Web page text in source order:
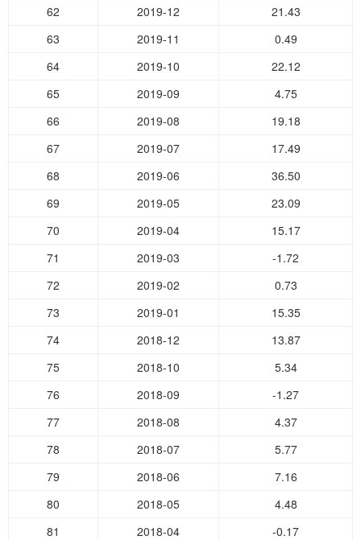
62
2019-12
21.43
63
2019-11
0.49
64
2019-10
22.12
65
2019-09
4.75
66
2019-08
19.18
67
2019-07
17.49
68
2019-06
36.50
69
2019-05
23.09
70
2019-04
15.17
71
2019-03
-1.72
72
2019-02
0.73
73
2019-01
15.35
74
2018-12
13.87
75
2018-10
5.34
76
2018-09
-1.27
77
2018-08
4.37
78
2018-07
5.77
79
2018-06
7.16
80
2018-05
4.48
81
2018-04
-0.17